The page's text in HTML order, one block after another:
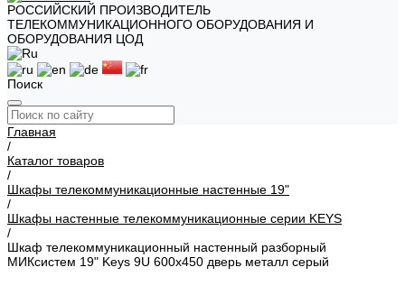
РОССИЙСКИЙ ПРОИЗВОДИТЕЛЬ
ТЕЛЕКОММУНИКАЦИОННОГО ОБОРУДОВАНИЯ И
ОБОРУДОВАНИЯ ЦОД
Поиск
Главная
/
Каталог товаров
/
Шкафы телекоммуникационные настенные 19"
/
Шкафы настенные телекоммуникационные серии KEYS
/
Шкаф телекоммуникационный настенный разборный
МИКсистем 19" Keys 9U 600x450 дверь металл серый